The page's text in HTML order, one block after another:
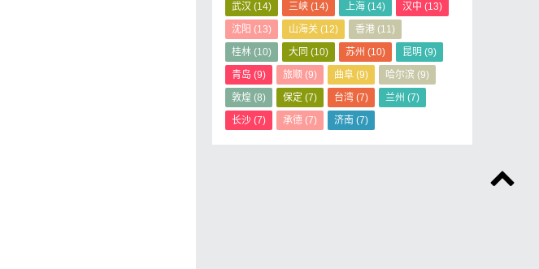
武汉 (14) 三峡 (14) 上海 (14) 汉中 (13)
沈阳 (13) 山海关 (12) 香港 (11)
桂林 (10) 大同 (10) 苏州 (10) 昆明 (9)
青岛 (9) 旅顺 (9) 曲阜 (9) 哈尔滨 (9)
敦煌 (8) 保定 (7) 台湾 (7) 兰州 (7)
长沙 (7) 承德 (7) 济南 (7)